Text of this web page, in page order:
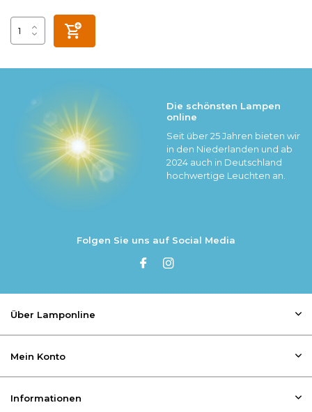
Die schönsten Lampen
online
Seit über 25 Jahren bieten wir
in den Niederlanden und ab
2024 auch in Deutschland
hochwertige Leuchten an.
Folgen Sie uns auf Social Media
Über Lamponline
Mein Konto
Informationen